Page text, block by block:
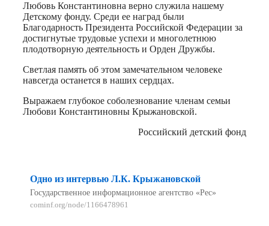
Любовь Константиновна верно служила нашему
Детскому фонду. Среди ее наград были
Благодарность Президента Российской Федерации за
достигнутые трудовые успехи и многолетнюю
плодотворную деятельность и Орден Дружбы.
Светлая память об этом замечательном человеке
навсегда останется в наших сердцах.
Выражаем глубокое соболезнование членам семьи
Любови Константиновны Крыжановской.
Российский детский фонд
Одно из интервью Л.К. Крыжановской
Государственное информационное агентство «Рес»
cominf.org/node/1166478961